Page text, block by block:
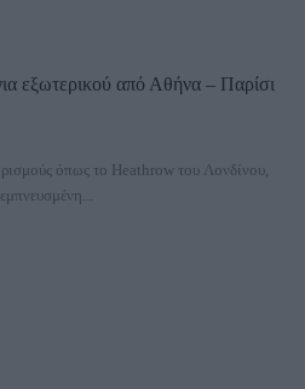
εξωτερικού από Αθήνα – Παρίσι
όπως το Heathrow του Λονδίνου,